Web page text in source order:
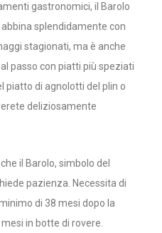
gastronomici, il Barolo
splendidamente con
stagionati, ma è anche
passo con piatti più speziati
piatto di agnolotti del plin o
deliziosamente
il Barolo, simbolo del
pazienza. Necessita di
di 38 mesi dopo la
in botte di rovere.